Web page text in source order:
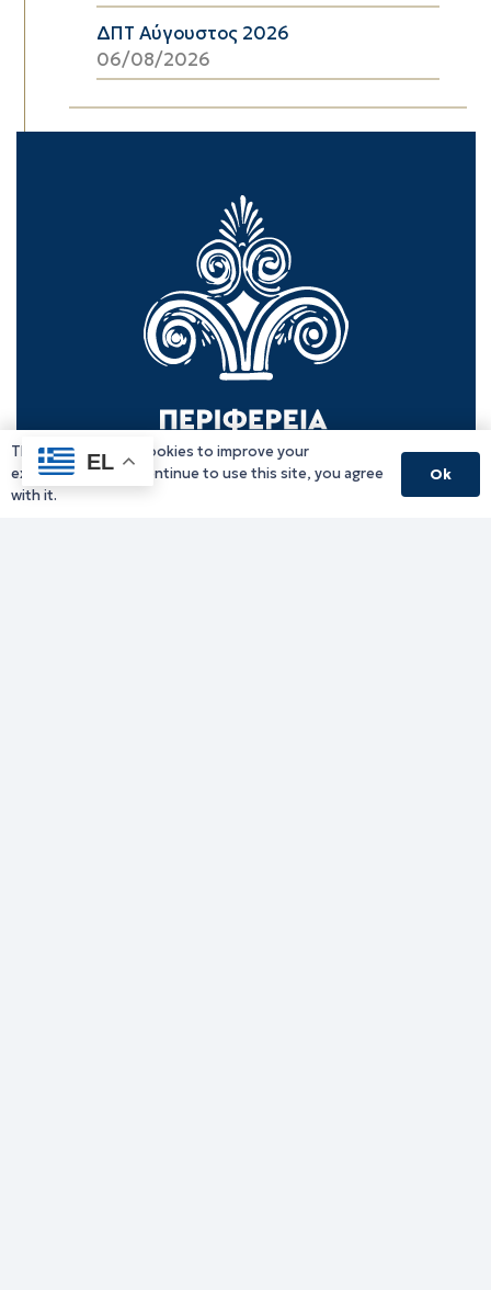
ΔΠΤ Αύγουστος 2026
06/08/2026
EL
This website uses cookies to improve your
experience. If you continue to use this site, you agree
with it.
Ok